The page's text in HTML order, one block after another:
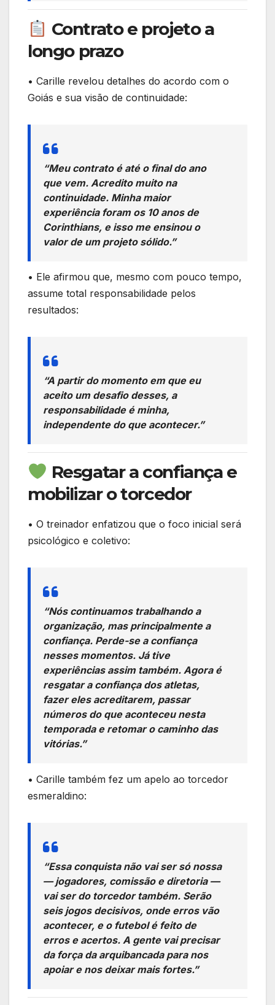
Contrato e projeto a
longo prazo
• Carille revelou detalhes do acordo com o
Goiás e sua visão de continuidade:
“Meu contrato é até o final do ano
que vem. Acredito muito na
continuidade. Minha maior
experiência foram os 10 anos de
Corinthians, e isso me ensinou o
valor de um projeto sólido.”
• Ele afirmou que, mesmo com pouco tempo,
assume total responsabilidade pelos
resultados:
“A partir do momento em que eu
aceito um desafio desses, a
responsabilidade é minha,
independente do que acontecer.”
Resgatar a confiança e
mobilizar o torcedor
• O treinador enfatizou que o foco inicial será
psicológico e coletivo:
“Nós continuamos trabalhando a
organização, mas principalmente a
confiança. Perde-se a confiança
nesses momentos. Já tive
experiências assim também. Agora é
resgatar a confiança dos atletas,
fazer eles acreditarem, passar
números do que aconteceu nesta
temporada e retomar o caminho das
vitórias.”
• Carille também fez um apelo ao torcedor
esmeraldino:
“Essa conquista não vai ser só nossa
— jogadores, comissão e diretoria —
vai ser do torcedor também. Serão
seis jogos decisivos, onde erros vão
acontecer, e o futebol é feito de
erros e acertos. A gente vai precisar
da força da arquibancada para nos
apoiar e nos deixar mais fortes.”